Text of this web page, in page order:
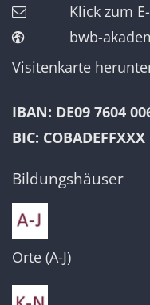
Klick zum
bwb-
Visitenkarte
IBAN: DE09 7604
BIC: COBADEFFXXX
Bildungshäuser
Orte (A-J)